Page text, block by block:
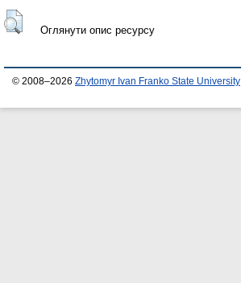
Оглянути опис ресурсу
© 2008–2026 Zhytomyr Ivan Franko State University